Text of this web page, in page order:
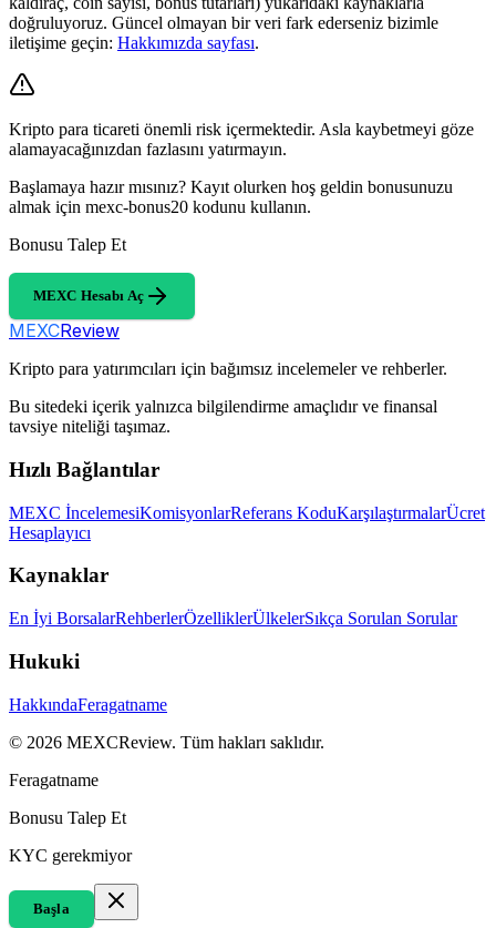
doğruluyoruz. Güncel olmayan bir veri fark ederseniz bizimle
iletişime geçin: Hakkımızda sayfası.
Kripto para ticareti önemli risk içermektedir. Asla kaybetmeyi göze
alamayacağınızdan fazlasını yatırmayın.
Başlamaya hazır mısınız? Kayıt olurken hoş geldin bonusunuzu
almak için mexc-bonus20 kodunu kullanın.
Bonusu Talep Et
MEXC Hesabı Aç
MEXCReview
Kripto para yatırımcıları için bağımsız incelemeler ve rehberler.
Bu sitedeki içerik yalnızca bilgilendirme amaçlıdır ve finansal
tavsiye niteliği taşımaz.
Hızlı Bağlantılar
MEXC İncelemesiKomisyonlarReferans KoduKarşılaştırmalarÜcret
Hesaplayıcı
Kaynaklar
En İyi BorsalarRehberlerÖzelliklerÜlkelerSıkça Sorulan Sorular
Hukuki
HakkındaFeragatname
© 2026 MEXCReview. Tüm hakları saklıdır.
Feragatname
Bonusu Talep Et
KYC gerekmiyor
Başla